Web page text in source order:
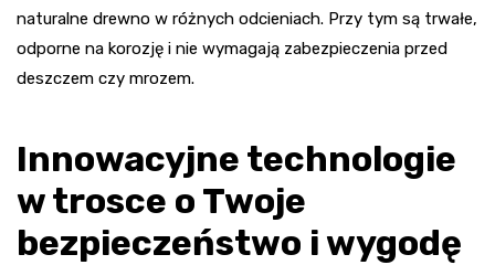
naturalne drewno w różnych odcieniach. Przy tym są trwałe,
odporne na korozję i nie wymagają zabezpieczenia przed
deszczem czy mrozem.
Innowacyjne technologie
w trosce o Twoje
bezpieczeństwo i wygodę